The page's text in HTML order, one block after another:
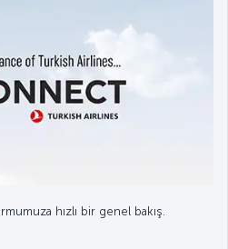
hızlı bir genel bakış.